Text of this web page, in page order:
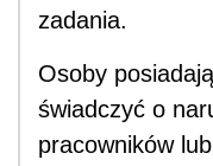
zadania.
Osoby
świadczyć o
pracowników